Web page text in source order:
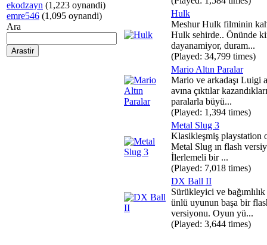
ekodzayn (1,223 oynandi)
emre546 (1,095 oynandi)
Ara
Hulk
Meshur Hulk filminin
Hulk sehirde.. Önünde
dayanamiyor, duram...
(Played: 34,799 times)
Mario Altın Paralar
Mario ve arkadaşı Luigi
avına çıktılar kazandıkları
paralarla büyü...
(Played: 1,394 times)
Metal Slug 3
Klasikleşmiş playstation
Metal Slug ın flash
İlerlemeli bir ...
(Played: 7,018 times)
DX Ball II
Sürükleyici ve
ünlü uyunun başa bir
versiyonu. Oyun yü...
(Played: 3,644 times)